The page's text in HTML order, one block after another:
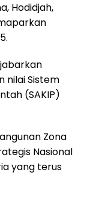
Hodidjah,
nilai Sistem
(SAKIP)
Zona
Nasional
yang terus